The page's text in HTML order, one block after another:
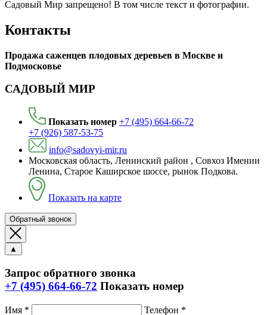
Садовый Мир запрещено! В том числе текст и фотографии.
Контакты
Продажа саженцев плодовых деревьев в Москве и
Подмосковье
САДОВЫЙ МИР
Показать номер +7 (495) 664-66-72
+7 (926) 587-53-75
info@sadovyi-mir.ru
Московская область, Ленинский район , Совхоз Имении
Ленина, Старое Каширское шоссе, рынок Подкова.
Показать на карте
Обратный звонок
▲
Запрос обратного звонка
+7 (495) 664-66-72 Показать номер
Имя * Телефон *